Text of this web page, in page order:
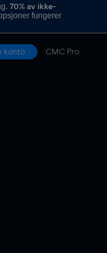
70% av ikke-
fungerer
konto CMC Pro